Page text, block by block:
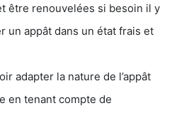
être renouvelées si besoin il y
un appât dans un état frais et
adapter la nature de l’appât
en tenant compte de